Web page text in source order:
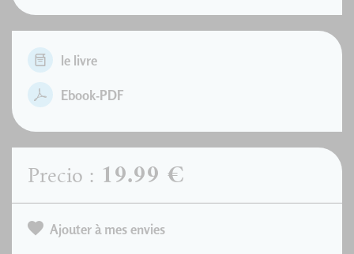
le livre
Ebook-PDF
Precio : 19.99 €
Ajouter à mes envies